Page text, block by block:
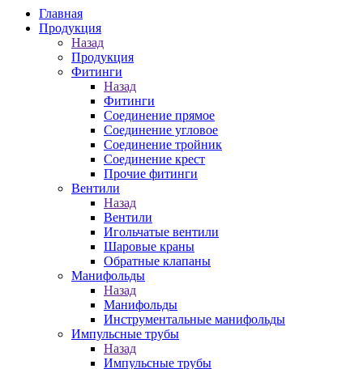
Главная
Продукция
Назад
Продукция
Фитинги
Назад
Фитинги
Соединение прямое
Соединение угловое
Соединение тройник
Соединение крест
Прочие фитинги
Вентили
Назад
Вентили
Игольчатые вентили
Шаровые краны
Обратные клапаны
Манифольды
Назад
Манифольды
Инструментальные манифольды
Импульсные трубы
Назад
Импульсные трубы